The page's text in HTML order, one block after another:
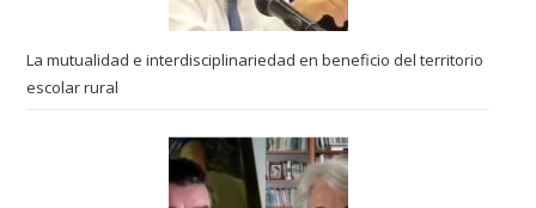
La mutualidad e interdisciplinariedad en beneficio del territorio
escolar rural